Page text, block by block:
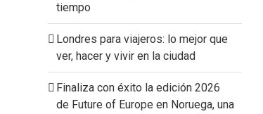
tiempo
Londres para viajeros: lo mejor que
ver, hacer y vivir en la ciudad
Finaliza con éxito la edición 2026
de Future of Europe en Noruega, una